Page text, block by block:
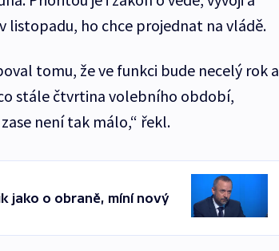
listopadu, ho chce projednat na vládě.
tomu, že ve funkci bude necelý rok a
stále čtvrtina volebního období,
není tak málo,“ řekl.
jako o obraně, míní nový